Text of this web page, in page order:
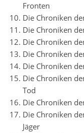
Fronten
Die Chroniken
Die Chroniken
Die Chroniken
Die Chroniken
Die Chroniken
Die Chroniken
Tod
Die Chroniken
Die Chroniken
Jäger